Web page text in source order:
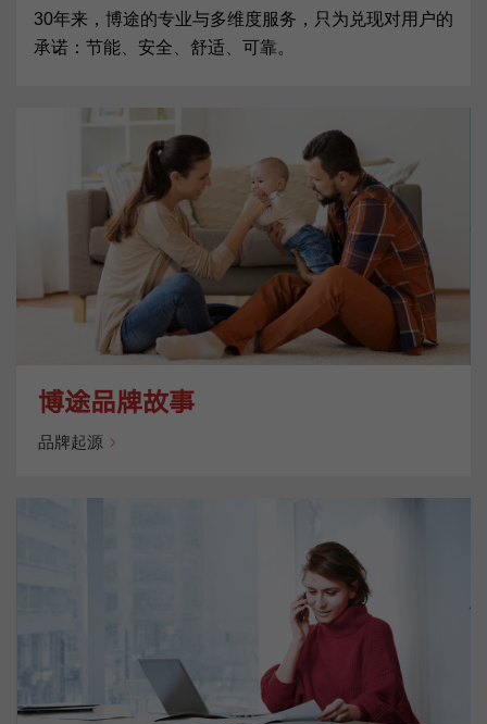
30年来，博途的专业与多维度服务，只为兑现对用户的
承诺：节能、安全、舒适、可靠。
博途品牌故事
品牌起源